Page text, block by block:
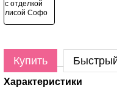
Купить
Характеристики